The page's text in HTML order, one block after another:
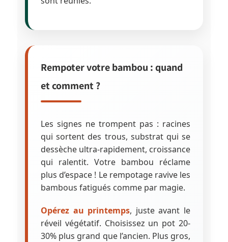
Rempoter votre bambou : quand
et comment ?
Les signes ne trompent pas : racines
qui sortent des trous, substrat qui se
dessèche ultra-rapidement, croissance
qui ralentit. Votre bambou réclame
plus d’espace ! Le rempotage ravive les
bambous fatigués comme par magie.
Opérez au printemps, juste avant le
réveil végétatif. Choisissez un pot 20-
30% plus grand que l’ancien. Plus gros,